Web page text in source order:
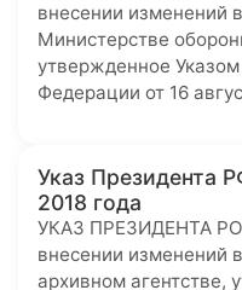
внесении изменений
Министерстве
утвержденное
Федерации от 16
Указ Президента
2018 года
УКАЗ ПРЕЗИДЕНТА
внесении изменений
архивном агентстве,